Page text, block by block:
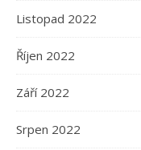
Listopad 2022
Říjen 2022
Září 2022
Srpen 2022